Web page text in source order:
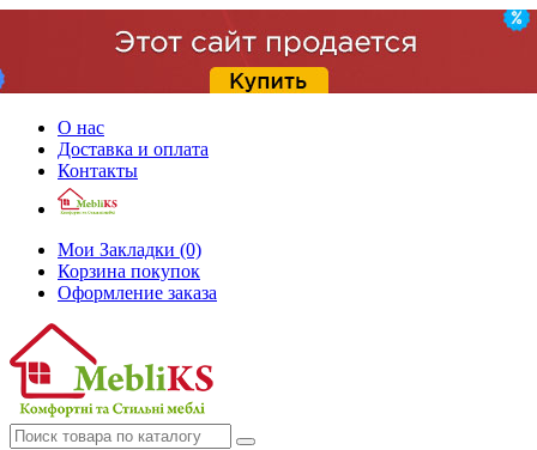
О нас
Доставка и оплата
Контакты
Мои Закладки (0)
Корзина покупок
Оформление заказа